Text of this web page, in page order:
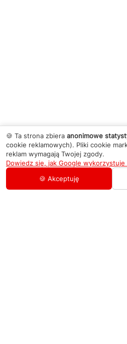
🍪 Ta strona zbiera anonimowe
cookie reklamowych). Pliki cookie
reklam wymagają Twojej zgody.
Dowiedz się, jak Google wykorzystuje
🍪 Akceptuję